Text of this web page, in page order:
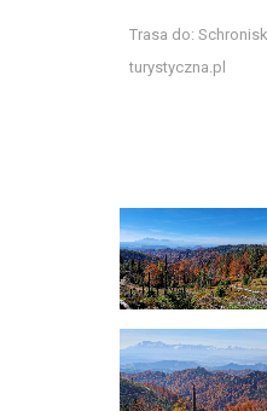
Trasa do:
turystyczna.pl